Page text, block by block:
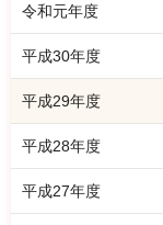
令和元年度
平成30年度
平成29年度
平成28年度
平成27年度